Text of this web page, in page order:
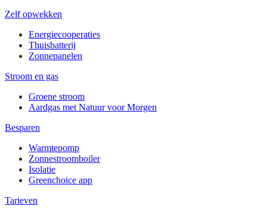
Zelf opwekken
Energiecooperaties
Thuisbatterij
Zonnepanelen
Stroom en gas
Groene stroom
Aardgas met Natuur voor Morgen
Besparen
Warmtepomp
Zonnestroomboiler
Isolatie
Greenchoice app
Tarieven